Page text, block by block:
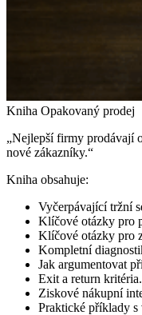
Kniha Opakovaný prodej
„Nejlepší firmy prodávají
nové zákazníky.“
Kniha obsahuje:
Vyčerpávající tržní
Klíčové otázky pro
Klíčové otázky pro
Kompletní
Jak argumentovat
Exit a return kritéria.
Ziskové nákupní
Praktické příklady s